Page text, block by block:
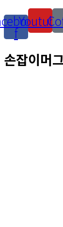
f
Youtube
손잡이머